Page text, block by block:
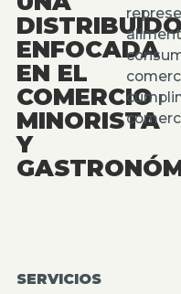
ENFOCADA
EN EL
COMERCIO
MINORISTA
Y
SERVICIOS